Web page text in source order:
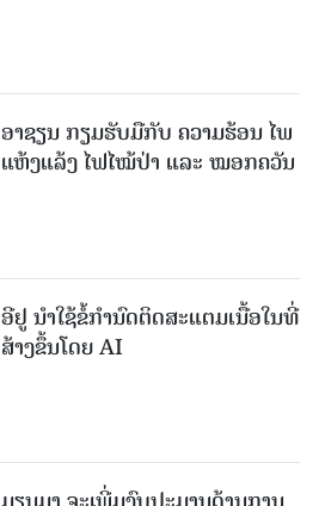
ອາຊຽນ ກຽມຮັບມືກັບ ຄວາມຮ້ອນ ໄພ
ແຫ້ງແລ້ງ ໄຟໄໝ້ປ່າ ແລະ ໝອກຄວັນ
ອີຢູ ນຳໃຊ້ຂໍ້ກຳນົດຕິດສະແຕມເນື້ອໃນທີ່
ສ້າງຂຶ້ນໂດຍ AI